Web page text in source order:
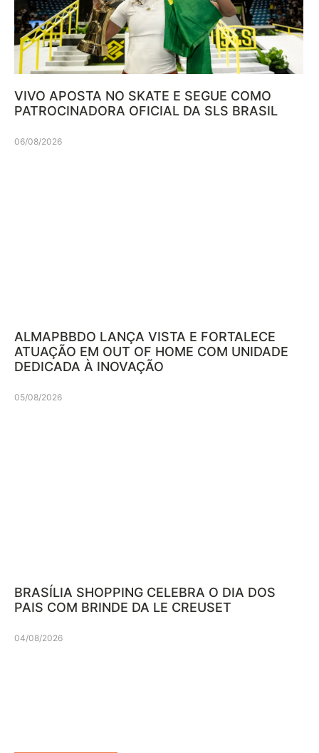
VIVO APOSTA NO SKATE E SEGUE COMO
PATROCINADORA OFICIAL DA SLS BRASIL
06/08/2026
ALMAPBBDO LANÇA VISTA E FORTALECE
ATUAÇÃO EM OUT OF HOME COM UNIDADE
DEDICADA À INOVAÇÃO
05/08/2026
BRASÍLIA SHOPPING CELEBRA O DIA DOS
PAIS COM BRINDE DA LE CREUSET
04/08/2026